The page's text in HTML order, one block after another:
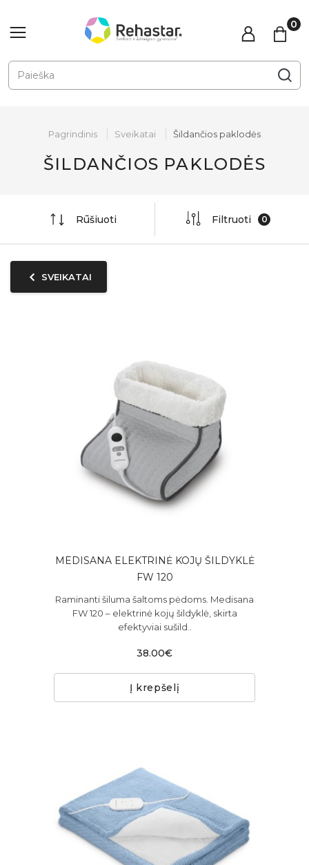
Pagrindinis Sveikatai Šildančios paklodės
ŠILDANČIOS PAKLODĖS
Rūšiuoti Filtruoti
SVEIKATAI
MEDISANA ELEKTRINĖ KOJŲ ŠILDYKLĖ
FW 120
Raminanti šiluma šaltoms pėdoms. Medisana
FW 120 – elektrinė kojų šildyklė, skirta
efektyviai sušild..
38.00€
Į krepšelį